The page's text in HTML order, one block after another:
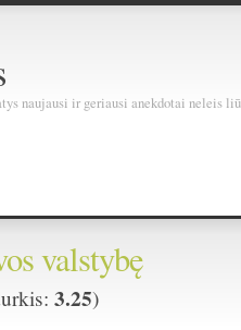
naujausi ir geriausi anekdotai neleis
valstybę
3.25)